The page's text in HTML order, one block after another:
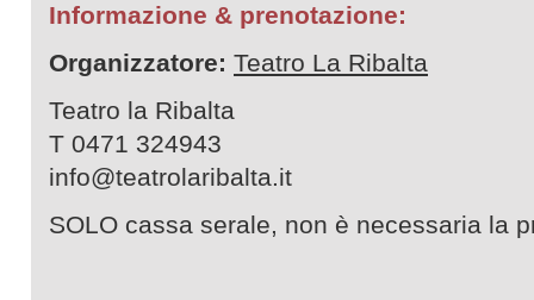
Informazione & prenotazione:
Organizzatore: Teatro La Ribalta
Teatro la Ribalta
T 0471 324943
info@teatrolaribalta.it
SOLO cassa serale, non è necessaria la